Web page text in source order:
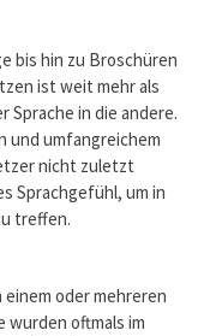
bis hin zu Broschüren
ist weit mehr als
Sprache in die andere.
und umfangreichem
nicht zuletzt
Sprachgefühl, um in
treffen.
oder mehreren
wurden oftmals im